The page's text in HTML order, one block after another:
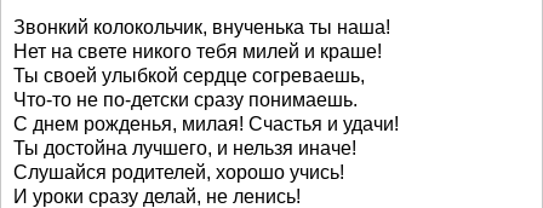
Звонкий колокольчик, внученька ты наша!
Нет на свете никого тебя милей и краше!
Ты своей улыбкой сердце согреваешь,
Что-то не по-детски сразу понимаешь.
С днем рожденья, милая! Счастья и удачи!
Ты достойна лучшего, и нельзя иначе!
Слушайся родителей, хорошо учись!
И уроки сразу делай, не ленись!